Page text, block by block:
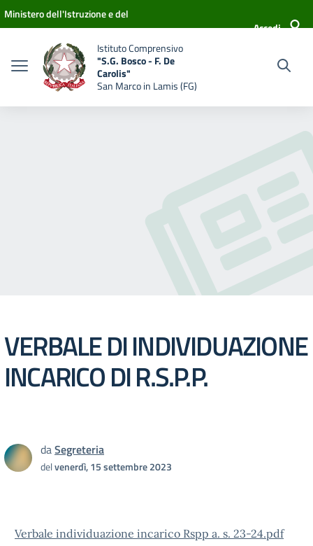
Vai ai contenuti
Vai al menu di navigazione
Vai al footer
Ministero dell'Istruzione e del
Accedi
Istituto Comprensivo
"S.G. Bosco - F. De
Carolis"
San Marco in Lamis (FG)
VERBALE DI INDIVIDUAZIONE
INCARICO DI R.S.P.P.
daSegreteria
delvenerdì, 15 settembre 2023
Verbale individuazione incarico Rspp a. s. 23-24.pdf